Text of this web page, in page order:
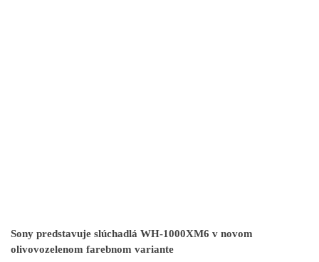
Sony predstavuje slúchadlá WH-1000XM6 v novom
olivovozelenom farebnom variante